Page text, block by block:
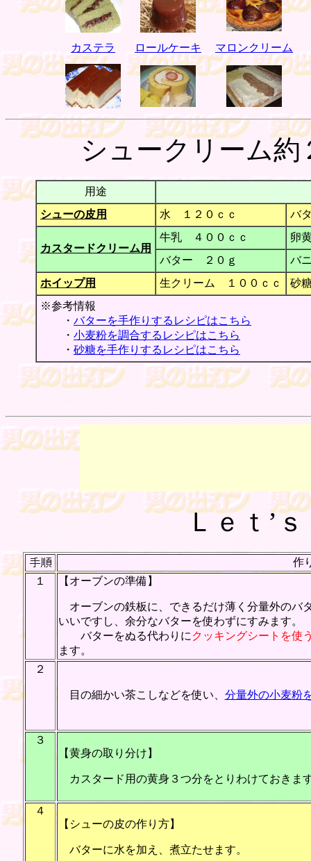
カステラ ロールケーキ マロンクリーム
シュークリーム
用途
シューの皮用
水 １２０ｃｃ バ
カスタードクリーム用
牛乳 ４００ｃｃ
卵
バター ２０ｇ
バ
ホイップ用
生クリーム １００ｃｃ
砂
※参考情報
・ バターを手作りするレシピはこちら
・ 小麦粉を調合するレシピはこちら
・ 砂糖を手作りするレシピはこちら
Ｌｅｔ’
作
１
【オーブンの準備】
オーブンの鉄板に、できるだけ薄く分量外のバ
いいですし、余分なバターを使わずにすみます。
バターをぬる代わりに クッキングシートを使
ます。
２
目の細かい茶こしなどを使い、 分量外の小麦粉
３
【黄身の取り分け】
カスタード用の黄身３つ分をとりわけておきま
４
【シューの皮の作り方】
バターに水を加え、煮立たせます。